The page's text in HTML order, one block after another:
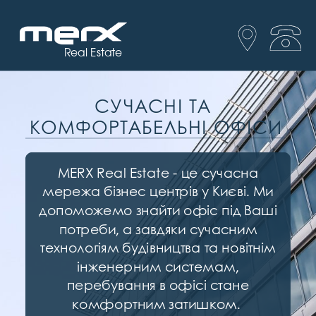
СУЧАСНІ ТА
КОМФОРТАБЕЛЬНІ ОФІСИ
Real Estate
MERX Real Estate - це сучасна
мережа бізнес центрів у Києві. Ми
допоможемо знайти офіс під Ваші
потреби, а завдяки сучасним
технологіям будівництва та новітнім
інженерним системам,
перебування в офісі стане
комфортним затишком.